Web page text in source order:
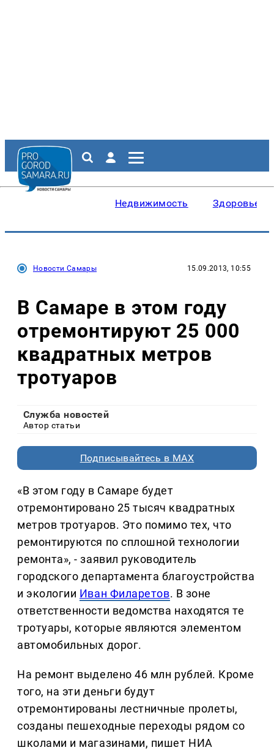
Недвижимость Здоровье
Новости Самары 15.09.2013, 10:55
В Самаре в этом году
отремонтируют 25 000
квадратных метров
тротуаров
Служба новостей
Автор статьи
Подписывайтесь в MAX
«В этом году в Самаре будет
отремонтировано 25 тысяч квадратных
метров тротуаров. Это помимо тех, что
ремонтируются по сплошной технологии
ремонта», - заявил руководитель
городского департамента благоустройства
и экологии Иван Филаретов. В зоне
ответственности ведомства находятся те
тротуары, которые являются элементом
автомобильных дорог.
На ремонт выделено 46 млн рублей. Кроме
того, на эти деньги будут
отремонтированы лестничные пролеты,
созданы пешеходные переходы рядом со
школами и магазинами, пишет НИА